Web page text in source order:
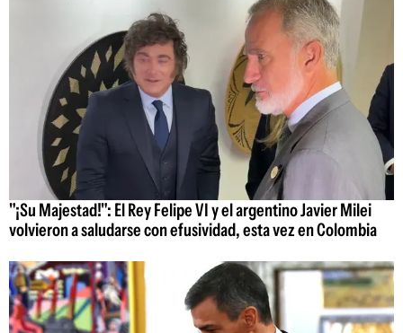
"¡Su Majestad!": El Rey Felipe VI y el argentino Javier Milei
volvieron a saludarse con efusividad, esta vez en Colombia